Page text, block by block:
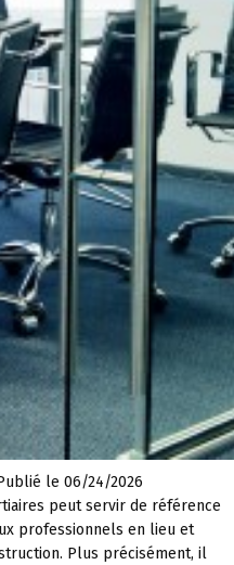
le 06/24/2026
peut servir de référence
professionnels en lieu et
Plus précisément, il